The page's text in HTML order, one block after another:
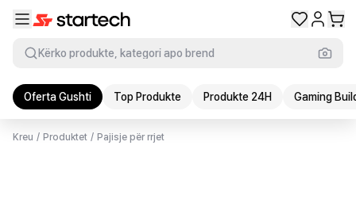
Kërko produkte, kategori apo brend
Oferta Gushti Top Produkte Produkte 24H Gaming
Kreu / Produktet / Pajisje për rrjet